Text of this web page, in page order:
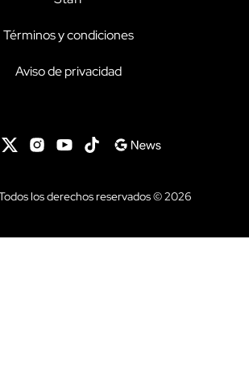
Términos y condiciones
Aviso de privacidad
los derechos reservados © 2026